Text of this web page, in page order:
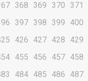
368 369 370 371
397 398 399 400
426 427 428 429
455 456 457 458
484 485 486 487